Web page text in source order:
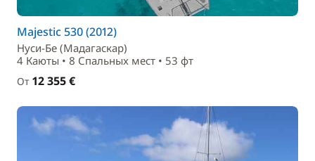
Majestic 530 (2012)
Нуси-Бе (Мадагаскар)
4 Каюты • 8 Спальныx мест • 53 фт
От 12 355 €